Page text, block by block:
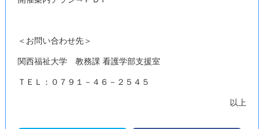
＜お問い合わせ先＞
関西福祉大学 教務課 看護学部支援室
ＴＥＬ：０７９１－４６－２５４５
以上